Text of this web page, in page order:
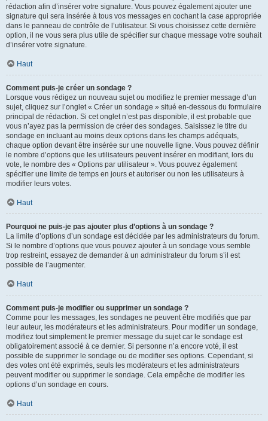
rédaction afin d’insérer votre signature. Vous pouvez également ajouter une
signature qui sera insérée à tous vos messages en cochant la case appropriée
dans le panneau de contrôle de l’utilisateur. Si vous choisissez cette dernière
option, il ne vous sera plus utile de spécifier sur chaque message votre souhait
d’insérer votre signature.
Haut
Comment puis-je créer un sondage ?
Lorsque vous rédigez un nouveau sujet ou modifiez le premier message d’un
sujet, cliquez sur l’onglet « Créer un sondage » situé en-dessous du formulaire
principal de rédaction. Si cet onglet n’est pas disponible, il est probable que
vous n’ayez pas la permission de créer des sondages. Saisissez le titre du
sondage en incluant au moins deux options dans les champs adéquats,
chaque option devant être insérée sur une nouvelle ligne. Vous pouvez définir
le nombre d’options que les utilisateurs peuvent insérer en modifiant, lors du
vote, le nombre des « Options par utilisateur ». Vous pouvez également
spécifier une limite de temps en jours et autoriser ou non les utilisateurs à
modifier leurs votes.
Haut
Pourquoi ne puis-je pas ajouter plus d’options à un sondage ?
La limite d’options d’un sondage est décidée par les administrateurs du forum.
Si le nombre d’options que vous pouvez ajouter à un sondage vous semble
trop restreint, essayez de demander à un administrateur du forum s’il est
possible de l’augmenter.
Haut
Comment puis-je modifier ou supprimer un sondage ?
Comme pour les messages, les sondages ne peuvent être modifiés que par
leur auteur, les modérateurs et les administrateurs. Pour modifier un sondage,
modifiez tout simplement le premier message du sujet car le sondage est
obligatoirement associé à ce dernier. Si personne n’a encore voté, il est
possible de supprimer le sondage ou de modifier ses options. Cependant, si
des votes ont été exprimés, seuls les modérateurs et les administrateurs
peuvent modifier ou supprimer le sondage. Cela empêche de modifier les
options d’un sondage en cours.
Haut